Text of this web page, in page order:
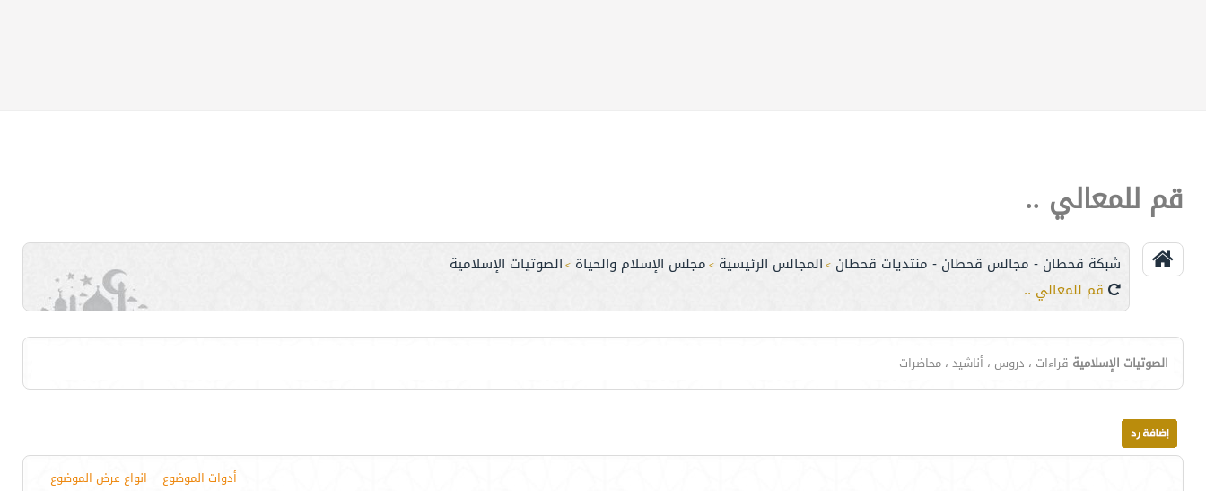
قم للمعالي ..
شبكة قحطان - مجالس قحطان - منتديات قحطان > المجالس الرئيسية > مجلس الإسلام والحياة > الصوتيات الإسلامية
قم للمعالي ..
الصوتيات الإسلامية قراءات ، دروس ، أناشيد ، محاضرات
أدوات الموضوع انواع عرض الموضوع